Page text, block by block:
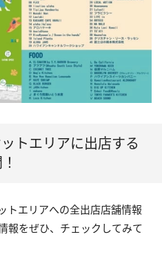
トエリアに出店する
トエリアへの全出店店舗情報
報をぜひ、チェックしてみて